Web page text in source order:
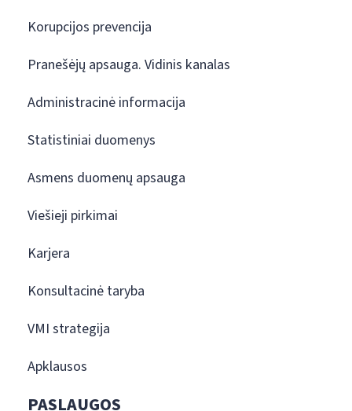
Korupcijos prevencija
Pranešėjų apsauga. Vidinis kanalas
Administracinė informacija
Statistiniai duomenys
Asmens duomenų apsauga
Viešieji pirkimai
Karjera
Konsultacinė taryba
VMI strategija
Apklausos
PASLAUGOS